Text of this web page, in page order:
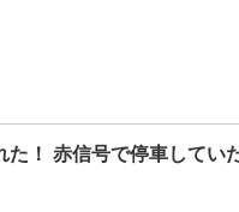
！ 赤信号で停車してい